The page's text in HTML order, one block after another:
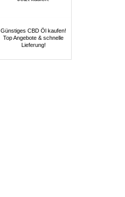
Günstiges CBD Öl kaufen!
Top Angebote & schnelle
Lieferung!